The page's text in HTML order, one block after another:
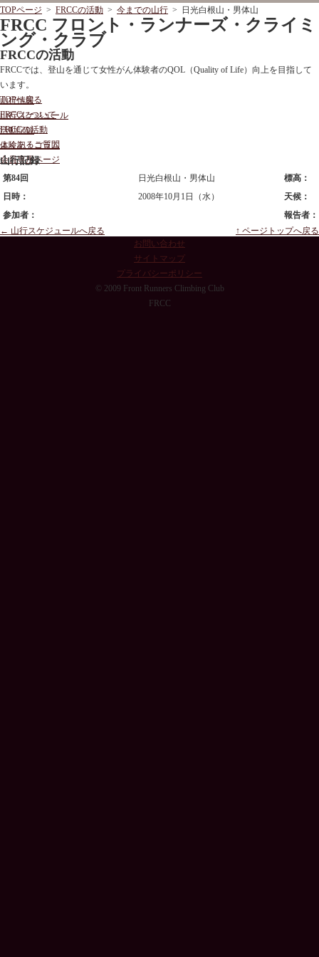
TOPページ > FRCCの活動 > 今までの山行 > 日光白根山・男体山
FRCC フロント・ランナーズ・クライミ
ング・クラブ
FRCCの活動
FRCCでは、登山を通じて女性がん体験者のQOL（Quality of Life）向上を目指して
います。
TOPへ戻る
FRCCについて
FRCCの活動
よくあるご質問
会員専用ページ
山行情報
山行スケジュール
活動記録
体験記・コラム
山行記録
第84回 日光白根山・男体山
標高：
日時：
2008年10月1日（水）
天候：
参加者：
報告者：
← 山行スケジュールへ戻る
↑ ページトップへ戻る
お問い合わせ
サイトマップ
プライバシーポリシー
© 2009 Front Runners Climbing Club
FRCC